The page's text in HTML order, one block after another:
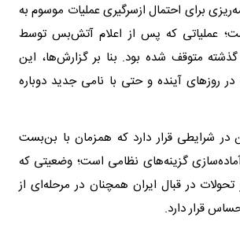
برای احتمال ازسرگیری عملیات موسوم به
عملیاتی که پس از اعلام آتش‌بس توسط
متوقف شده بود. بنا بر گزارش‌ها، این
روزهای آینده و حتی با نامی جدید دوباره
در شرایطی قرار دارد که همزمان با بن‌بست
گزینه‌های نظامی است؛ وضعیتی که
در قبال ایران همچنان در مرحله‌ای از
قرار دارد.